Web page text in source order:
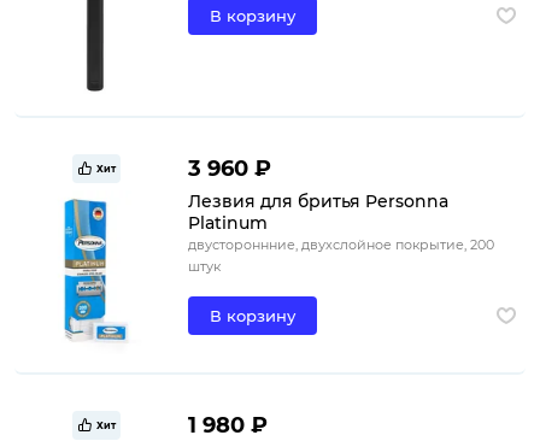
В корзину
Хит 3 960 ₽
Лезвия для бритья Personna
Platinum
двустороннние, двухслойное покрытие, 200
штук
В корзину
Хит 1 980 ₽